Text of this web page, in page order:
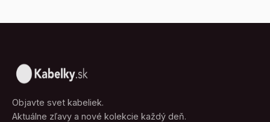
Objavte svet kabeliek.
Aktuálne zľavy a nové kolekcie každý deň.